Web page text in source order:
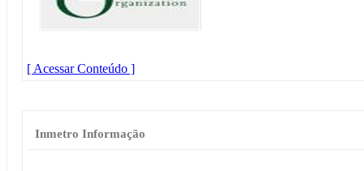
[ Acessar Conteúdo ]
Inmetro Informação